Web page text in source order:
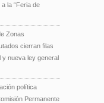
la “Feria de
Zonas
cierran filas
y nueva ley general
política
Permanente